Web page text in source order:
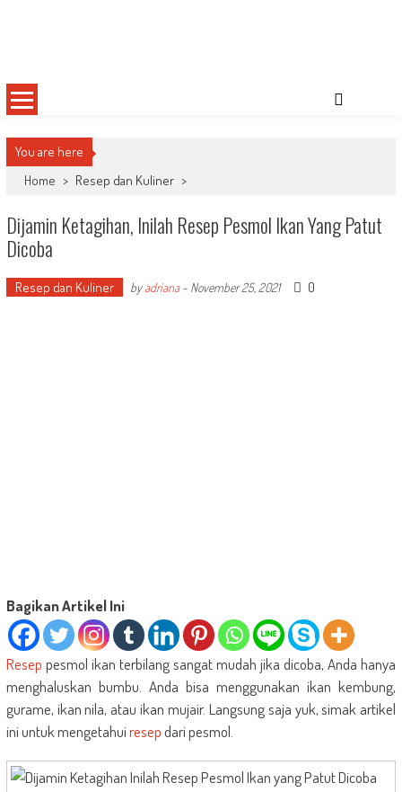
You are here
Home > Resep dan Kuliner >
Dijamin Ketagihan, Inilah Resep Pesmol Ikan Yang Patut
Dicoba
Resep dan Kuliner byadriana- November 25, 2021 0
Bagikan Artikel Ini
Resep pesmol ikan terbilang sangat mudah jika dicoba, Anda hanya
menghaluskan bumbu. Anda bisa menggunakan ikan kembung,
gurame, ikan nila, atau ikan mujair. Langsung saja yuk, simak artikel
ini untuk mengetahuiresepdari pesmol.